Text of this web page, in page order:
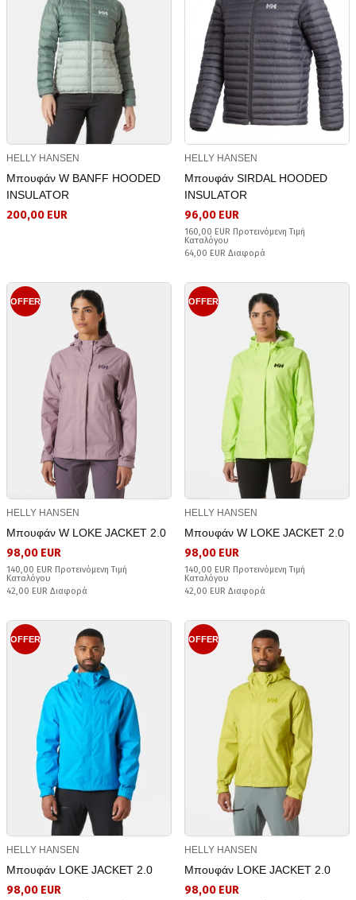
HELLY HANSEN
Μπουφάν W BANFF HOODED
INSULATOR
200,00 EUR
HELLY HANSEN
Μπουφάν SIRDAL HOODED
INSULATOR
96,00 EUR
160,00 EUR Προτεινόμενη Τιμή
Καταλόγου
64,00 EUR Διαφορά
OFFER
HELLY HANSEN
Μπουφάν W LOKE JACKET 2.0
98,00 EUR
140,00 EUR Προτεινόμενη Τιμή
Καταλόγου
42,00 EUR Διαφορά
OFFER
HELLY HANSEN
Μπουφάν W LOKE JACKET 2.0
98,00 EUR
140,00 EUR Προτεινόμενη Τιμή
Καταλόγου
42,00 EUR Διαφορά
OFFER
HELLY HANSEN
Μπουφάν LOKE JACKET 2.0
98,00 EUR
OFFER
HELLY HANSEN
Μπουφάν LOKE JACKET 2.0
98,00 EUR